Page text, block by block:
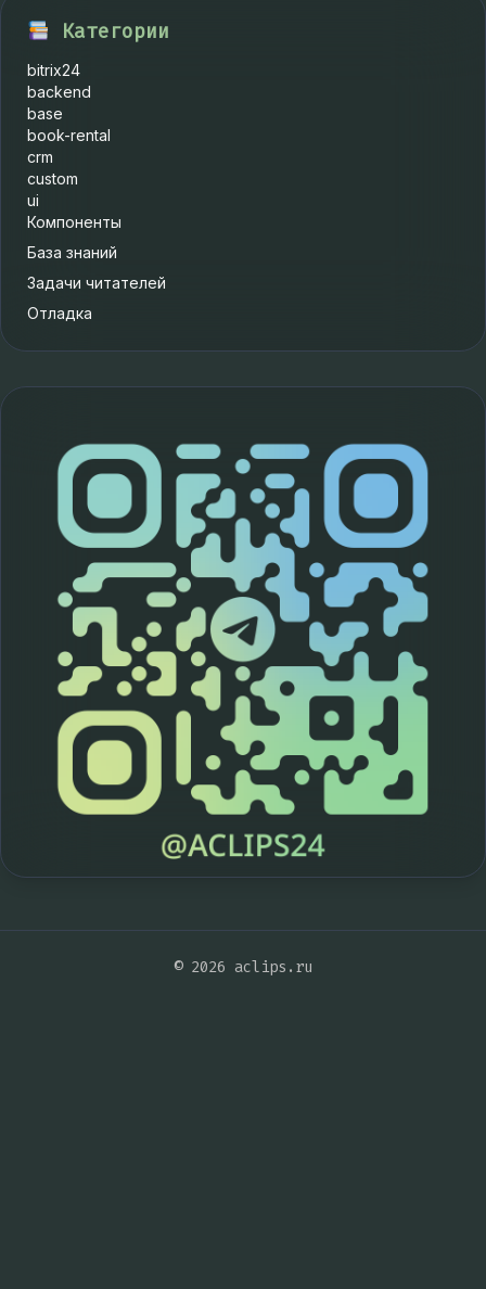
Категории
bitrix24
backend
base
book-rental
crm
custom
ui
Компоненты
База знаний
Задачи читателей
Отладка
© 2026 aclips.ru